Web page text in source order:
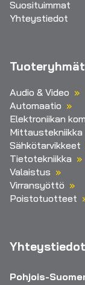
Suosituimmat
Yhteystiedot
Tuoteryhmät
Audio & Video
Automaatio
Elektroniikan
Mittaustekniikka
Sähkötarvikkeet
Tietotekniikka
Valaistus
Virransyöttö
Poistotuotteet
Yhteystiedot
Pohjois-